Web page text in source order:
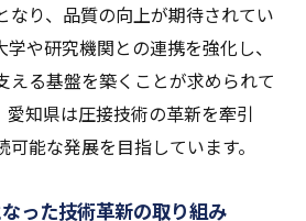
なり、品質の向上が期待されてい
や研究機関との連携を強化し、
える基盤を築くことが求められて
愛知県は圧接技術の革新を牽引
能な発展を目指しています。
った技術革新の取り組み